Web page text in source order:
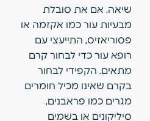
שיאה. אם את סובלת
מבעיות עור כמו אקזמה או
פסוריאזיס, התייעצי עם
רופא עור כדי לבחור קרם
מתאים. הקפידי לבחור
בקרם שאינו מכיל חומרים
מגרים כמו פראבנים,
סיליקונים או בשמים